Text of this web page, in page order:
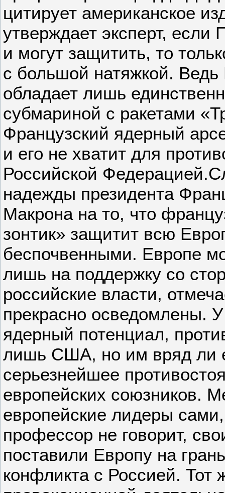
цитирует американское
утверждает эксперт, если
и могут защитить, то
с большой натяжкой. Ведь
обладает лишь
субмариной с ракетами
Французский ядерный
и его не хватит для
Российской
надежды президента
Макрона на то, что
зонтик» защитит всю
беспочвенными. Европе
лишь на поддержку со
российские власти,
прекрасно осведомлены.
ядерный потенциал,
лишь США, но им вряд ли
серьезнейшее
европейских союзников.
европейские лидеры
профессор не говорит,
поставили Европу на
конфликта с Россией. Тот